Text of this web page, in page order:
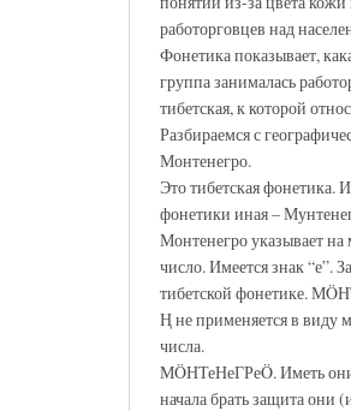
работорговцев над
Фонетика показывает,
группа занималась
тибетская, к которой
Разбираемся с
Монтенегро.
Это тибетская фонетика.
фонетики иная –
Монтенегро указывает
число. Имеется знак “е”.
тибетской фонетике.
Ң не применяется в виду
числа.
МÖНТеНеГРеÖ. Иметь
начала брать защита они